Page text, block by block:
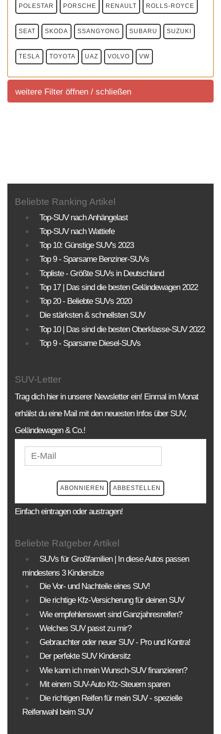
POLESTAR PORSCHE RENAULT ROLLS-ROYCE
SEAT SKODA SSANGYONG SUBARU SUZUKI
TESLA TOYOTA UAZ VOLVO VW
weitere Filter öffnen / schließen
angeboteten Fahrzeuge.
PREISE
Sortierung SUV Datenbank
Die Sortierungsmöglichkeit umfasst alle SUV-
Modelle und Generationen!
BAUJAHR LAND MARKE
Beliebte Ranking Artikel
Top-SUV nach Anhängelast
Top-SUV nach Wattiefe
Top 10: Günstige SUV's 2023
Top 9 - Sparsame Benziner-SUVs
Topliste - Größte SUVs in Deutschland
Top 17 | Das sind die besten Geländewagen 2022
Top 20 - Beliebte SUVs 2020
Die stärksten & schnellsten SUV
Top 10 | Das sind die besten Oberklasse-SUV 2022
Top 9 - Sparsame Diesel-SUVs
SUV-Letter
Trag dich hier in unserer Newsletter ein! Einmal im Monat
erhälst du eine Mail mit den neuesten Infos über SUV,
Geländewagen & Co.!
Einfach eintragen oder austragen!
Beliebte Ratgeber Artikel
SUVs für Großfamilien | In diese Autos passen
mindestens 3 Kindersitze
Die Vor- und Nachteile eines SUV!
Die richtige Kfz-Versicherung für deinen SUV
Wie empfehlenswert sind Ganzjahresreifen?
Welches SUV passt zu mir?
Gebrauchter oder neuer SUV - Pro und Kontra!
Der perfekte SUV Kindersitz
Wie kann ich mein Wunsch-SUV finanzieren?
Mit einem SUV-Auto Kfz-Steuern sparen
Die richtigen Reifen für mein SUV - spezielle
Reifenwahl beim SUV